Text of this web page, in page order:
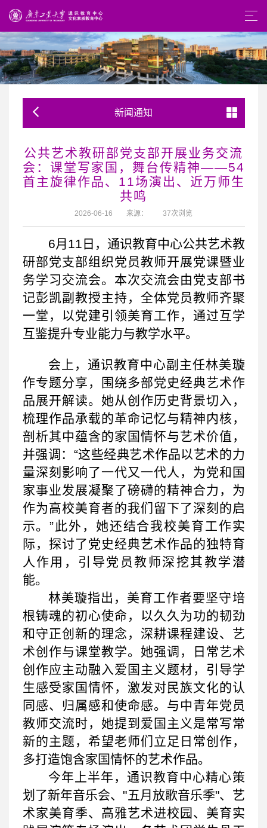
新闻通知
公共艺术教研部党支部开展业务交流
会：课堂写家国，舞台传精神——54
首主旋律作品、11场演出、近万师生
共鸣
2026-06-16 来源： 37次浏览
6月11日，通识教育中心公共艺术教
研部党支部组织党员教师开展党课暨业
务学习交流会。本次交流会由党支部书
记彭凯副教授主持，全体党员教师齐聚
一堂，以党建引领美育工作，通过互学
互鉴提升专业能力与教学水平。
会上，通识教育中心副主任林美璇
作专题分享，围绕多部党史经典艺术作
品展开解读。她从创作历史背景切入，
梳理作品承载的革命记忆与精神内核，
剖析其中蕴含的家国情怀与艺术价值，
并强调：“这些经典艺术作品以艺术的力
量深刻影响了一代又一代人，为党和国
家事业发展凝聚了磅礴的精神合力，为
作为高校美育者的我们留下了深刻的启
示。”此外，她还结合我校美育工作实
际，探讨了党史经典艺术作品的独特育
人作用，引导党员教师深挖其教学潜
能。
林美璇指出，美育工作者要坚守培
根铸魂的初心使命，以久久为功的韧劲
和守正创新的理念，深耕课程建设、艺
术创作与课堂教学。她强调，日常艺术
创作应主动融入爱国主义题材，引导学
生感受家国情怀，激发对民族文化的认
同感、归属感和使命感。与中青年党员
教师交流时，她提到爱国主义是常写常
新的主题，希望老师们立足日常创作，
多打造饱含家国情怀的艺术作品。
今年上半年，通识教育中心精心策
划了新年音乐会、"五月放歌音乐季"、艺
术家美育季、高雅艺术进校园、美育实